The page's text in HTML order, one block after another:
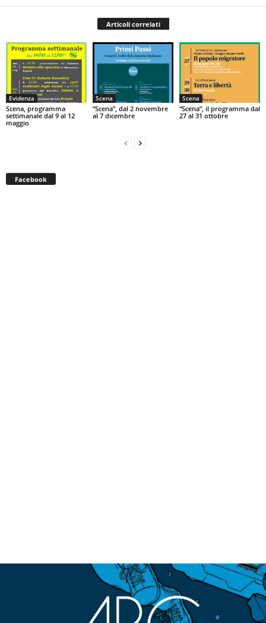
Articoli correlati
Evidenza
Scena, programma
settimanale dal 9 al 12
maggio
Scena
“Scena”, dal 2 novembre
al 7 dicembre
Scena
“Scena”, il programma dal
27 al 31 ottobre
Facebook